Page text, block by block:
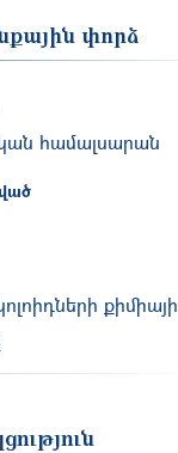
փորձ
համալսարան
քիմիայի